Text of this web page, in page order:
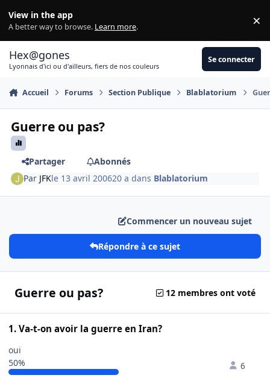
View in the app
A better way to browse. Learn more. ×
Hex@gones
Lyonnais d'ici ou d'ailleurs, fiers de nos couleurs
Se connecter
Accueil Forums Section Publique Blablatorium
Guerre ou pas?
Partager
Abonnés
Par JFKle 13 avril 200620 a dans Blablatorium
Commencer un nouveau sujet
Répondre à ce sujet
Guerre ou pas? 12 membres ont voté
1. Va-t-on avoir la guerre en Iran?
oui
50%
6